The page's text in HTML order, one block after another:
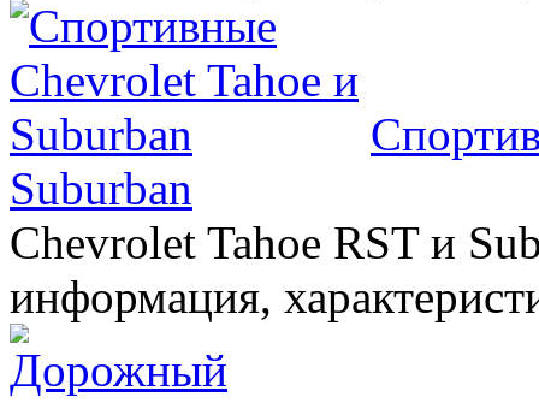
Suburban
Chevrolet Tahoe RST и
информация,